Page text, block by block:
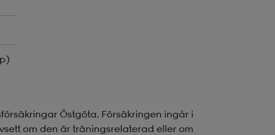
Östgöta. Försäkringen ingår i
om den är träningsrelaterad eller om